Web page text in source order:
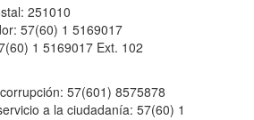
251010
57(60) 1 5169017
1 5169017 Ext. 102
57(601) 8575878
a la ciudadanía: 57(60) 1